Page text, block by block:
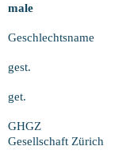
male
Geschlechtsname
gest.
get.
GHGZ
Gesellschaft Zürich